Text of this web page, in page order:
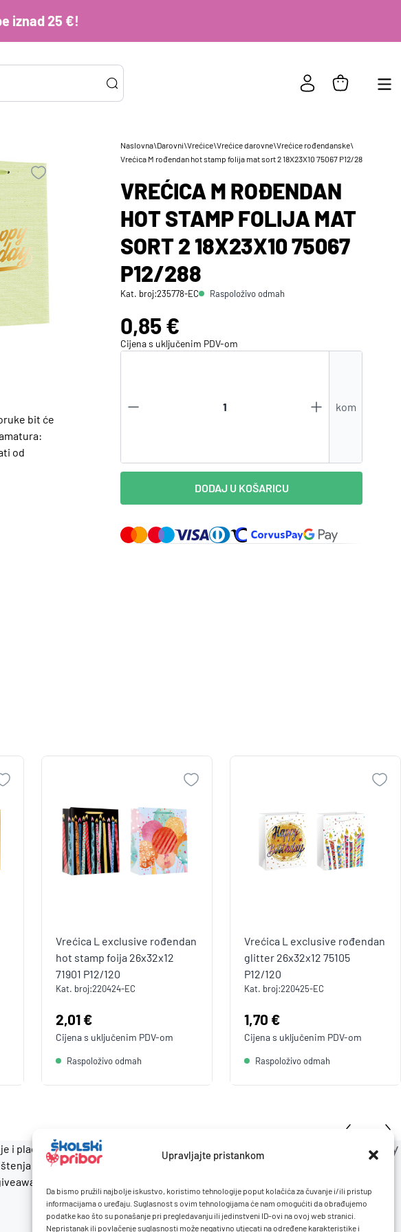
Upravljajte pristankom
Da bismo pružili najbolje iskustvo, koristimo tehnologije poput kolačića za čuvanje i/ili pristup
informacijama o uređaju. Suglasnost s ovim tehnologijama će nam omogućiti da obrađujemo
podatke kao što su ponašanje pri pregledavanju ili jedinstveni ID-ovi na ovoj web stranici.
Nepristanak ili povlačenje suglasnosti može negativno utjecati na određene karakteristike i
iznad 25 €!
PRIJAVA POSTOJEĆIH KORISNIKA
korisničko
*
Zapamti me na ovom uređaju
Zaboravili ste lozinku?
bit će
od
Naslovna\Darovni\Vrećice\Vrećice darovne\Vrećice rođendanske\
Vrećica M rođendan hot stamp folija mat sort 2 18X23X10 75067 P12/288
VREĆICA M ROĐENDAN
HOT STAMP FOLIJA MAT
SORT 2 18X23X10 75067
P12/288
Kat. broj:235778-EC Raspoloživo odmah
Cijena:
0,85 €
Cijena s uključenim PDV-om
kom
DODAJ U KOŠARICU
Vrećica L exclusive rođendan
hot stamp foija 26x32x12
71901 P12/120
Kat. broj:220424-EC
Cijena:
2,01 €
Cijena s uključenim PDV-om
Raspoloživo odmah
Vrećica L exclusive rođendan
glitter 26x32x12 75105
P12/120
Kat. broj:220425-EC
Cijena:
1,70 €
Cijena s uključenim PDV-om
Raspoloživo odmah
i plaćanje